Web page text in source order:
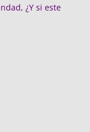
¿Y si este